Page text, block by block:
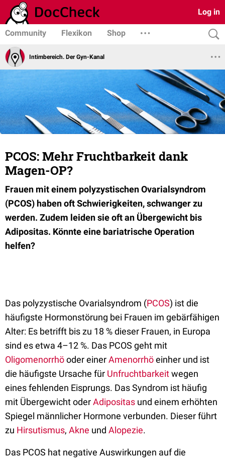
Log in
Community Flexikon Shop
Intimbereich. Der Gyn-Kanal
PCOS: Mehr Fruchtbarkeit dank
Magen-OP?
Frauen mit einem polyzystischen Ovarialsyndrom
(PCOS) haben oft Schwierigkeiten, schwanger zu
werden. Zudem leiden sie oft an Übergewicht bis
Adipositas. Könnte eine bariatrische Operation
helfen?
Das polyzystische Ovarialsyndrom (PCOS) ist die
häufigste Hormonstörung bei Frauen im gebärfähigen
Alter: Es betrifft bis zu 18 % dieser Frauen, in Europa
sind es etwa 4–12 %. Das PCOS geht mit
Oligomenorrhöoder einerAmenorrhöeinher und ist
die häufigste Ursache für Unfruchtbarkeitwegen
eines fehlenden Eisprungs. Das Syndrom ist häufig
mit Übergewicht oderAdipositas und einem erhöhten
Spiegel männlicher Hormone verbunden. Dieser führt
zu Hirsutismus, Akne und Alopezie.
Das PCOS hat negative Auswirkungen auf die